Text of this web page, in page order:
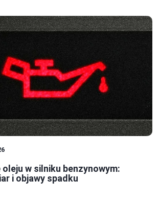
w silniku benzynowym:
i objawy spadku